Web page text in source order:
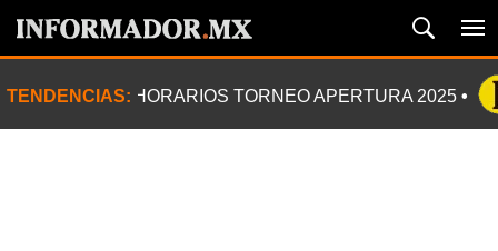
TENDENCIAS: HORARIOS TORNEO APERTURA 2025